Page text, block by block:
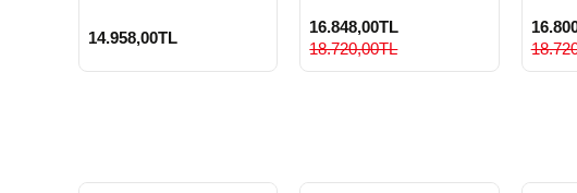
14.958,00TL
16.848,00TL
18.720,00TL